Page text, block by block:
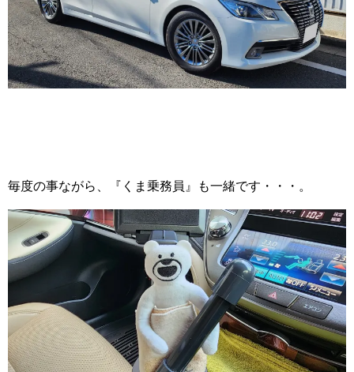
毎度の事ながら、『くま乗務員』も一緒です・・・。